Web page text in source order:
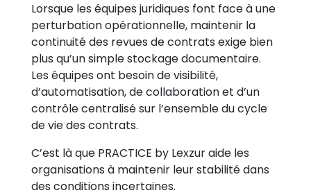
Lorsque les équipes juridiques font face à une
perturbation opérationnelle, maintenir la
continuité des revues de contrats exige bien
plus qu’un simple stockage documentaire.
Les équipes ont besoin de visibilité,
d’automatisation, de collaboration et d’un
contrôle centralisé sur l’ensemble du cycle
de vie des contrats.
C’est là que PRACTICE by Lexzur aide les
organisations à maintenir leur stabilité dans
des conditions incertaines.